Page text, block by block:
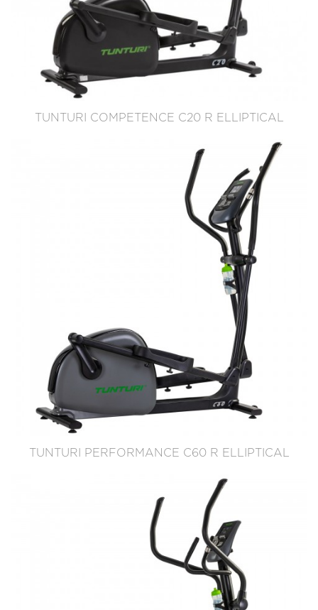
TUNTURI COMPETENCE C20 R ELLIPTICAL
TUNTURI PERFORMANCE C60 R ELLIPTICAL